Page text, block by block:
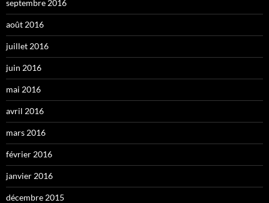
septembre 2016
août 2016
juillet 2016
juin 2016
mai 2016
avril 2016
mars 2016
février 2016
janvier 2016
décembre 2015